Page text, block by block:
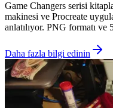
Game Changers serisi
makinesi ve Procreate
anlatılıyor. PNG formatı
Daha fazla bilgi edinin